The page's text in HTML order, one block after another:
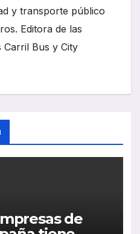
y transporte público
Editora de las
Carril Bus y City
de